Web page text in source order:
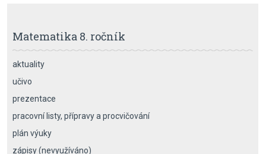
Matematika 8. ročník
aktuality
učivo
prezentace
pracovní listy, přípravy a procvičování
plán výuky
zápisy (nevyužíváno)